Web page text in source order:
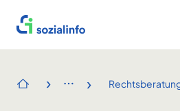
Sozialinfo
Startseite
› ›